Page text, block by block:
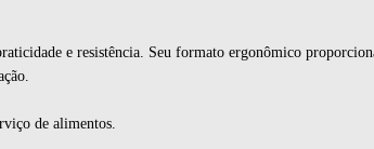
e resistência. Seu formato ergonômico
de alimentos.